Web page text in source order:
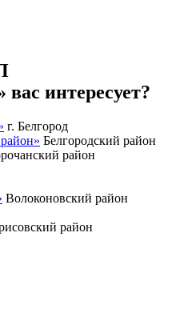
вас интересует?
г. Белгород
Белгородский район
район
Волоконовский район
район